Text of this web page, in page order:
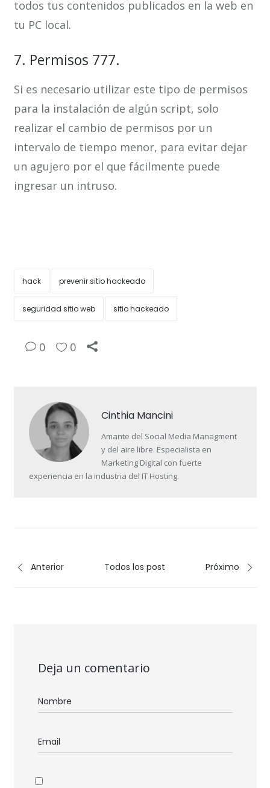
todos tus contenidos publicados en la web en
tu PC local.
7. Permisos 777.
Si es necesario utilizar este tipo de permisos
para la instalación de algún script, solo
realizar el cambio de permisos por un
intervalo de tiempo menor, para evitar dejar
un agujero por el que fácilmente puede
ingresar un intruso.
hack prevenir sitio hackeado
seguridad sitio web sitio hackeado
0 0
Cinthia Mancini
Amante del Social Media Managment
y del aire libre. Especialista en
Marketing Digital con fuerte
experiencia en la industria del IT Hosting.
Anterior Todos los post Próximo
Deja un comentario